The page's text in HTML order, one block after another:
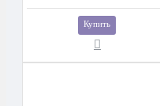
Купить